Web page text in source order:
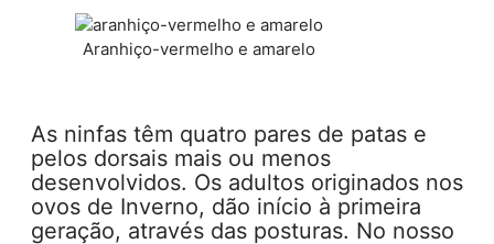
Aranhiço-vermelho e amarelo
As ninfas têm quatro pares de patas e
pelos dorsais mais ou menos
desenvolvidos. Os adultos originados nos
ovos de Inverno, dão início à primeira
geração, através das posturas. No nosso